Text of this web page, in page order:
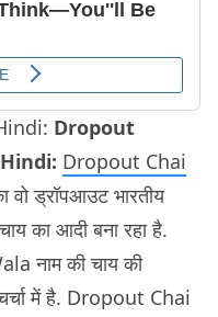
Dropout
Dropout Chai
ड्रॉपआउट भारतीय
का आदी बना रहा है.
नाम की चाय की
में है. Dropout Chai